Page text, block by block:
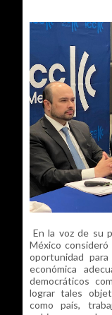
En la voz de su
México
oportunidad
económica
democráticos
lograr tales
como país,